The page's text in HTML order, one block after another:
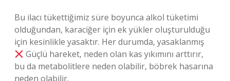
Bu ilacı tükettiğimiz süre boyunca alkol tüketimi
olduğundan, karaciğer için ek yükler oluşturulduğu
için kesinlikle yasaktır. Her durumda, yasaklanmış
Güçlü hareket, neden olan kas yıkımını arttırır,
bu da metabolitlere neden olabilir, böbrek hasarına
neden olabilir.